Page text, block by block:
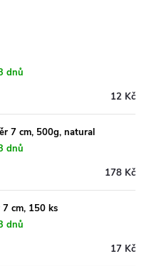
dnů
12 Kč
7 cm, 500g, natural
dnů
178 Kč
cm, 150 ks
dnů
17 Kč